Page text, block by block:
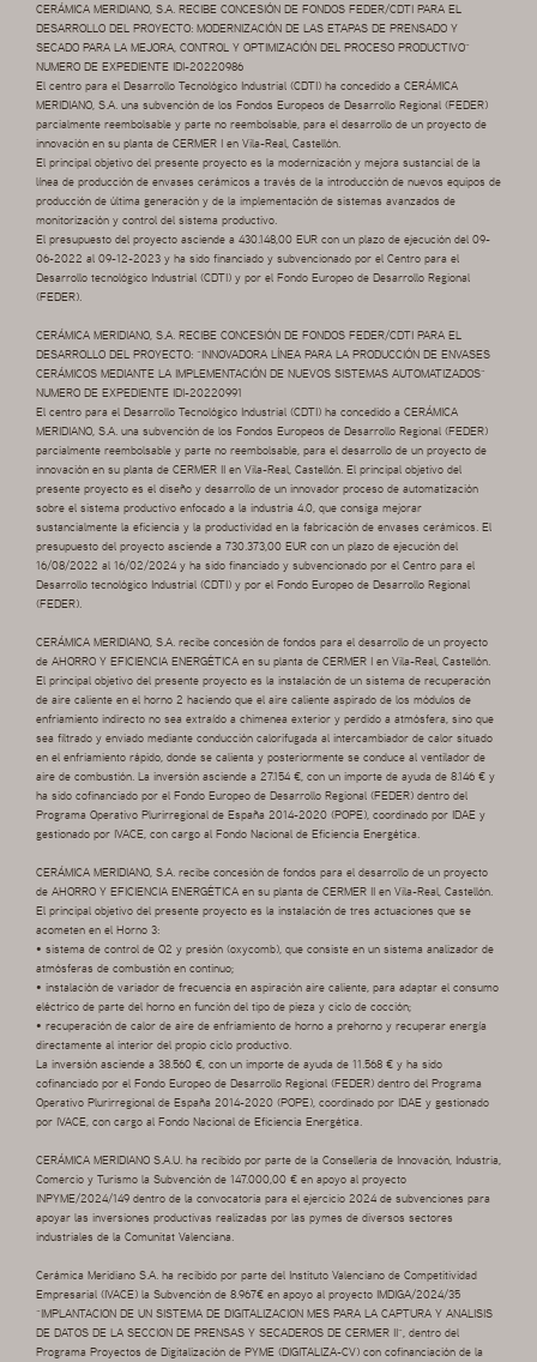
CERÁMICA MERIDIANO, S.A. RECIBE CONCESIÓN DE FONDOS FEDER/CDTI PARA EL
DESARROLLO DEL PROYECTO: MODERNIZACIÓN DE LAS ETAPAS DE PRENSADO Y
SECADO PARA LA MEJORA, CONTROL Y OPTIMIZACIÓN DEL PROCESO PRODUCTIVO”
NUMERO DE EXPEDIENTE IDI-20220986
El centro para el Desarrollo Tecnológico Industrial (CDTI) ha concedido a CERÁMICA
MERIDIANO, S.A. una subvención de los Fondos Europeos de Desarrollo Regional (FEDER)
parcialmente reembolsable y parte no reembolsable, para el desarrollo de un proyecto de
innovación en su planta de CERMER I en Vila-Real, Castellón.
El principal objetivo del presente proyecto es la modernización y mejora sustancial de la
línea de producción de envases cerámicos a través de la introducción de nuevos equipos de
producción de última generación y de la implementación de sistemas avanzados de
monitorización y control del sistema productivo.
El presupuesto del proyecto asciende a 430.148,00 EUR con un plazo de ejecución del 09-
06-2022 al 09-12-2023 y ha sido financiado y subvencionado por el Centro para el
Desarrollo tecnológico Industrial (CDTI) y por el Fondo Europeo de Desarrollo Regional
(FEDER).
CERÁMICA MERIDIANO, S.A. RECIBE CONCESIÓN DE FONDOS FEDER/CDTI PARA EL
DESARROLLO DEL PROYECTO: “INNOVADORA LÍNEA PARA LA PRODUCCIÓN DE ENVASES
CERÁMICOS MEDIANTE LA IMPLEMENTACIÓN DE NUEVOS SISTEMAS AUTOMATIZADOS”
NUMERO DE EXPEDIENTE IDI-20220991
El centro para el Desarrollo Tecnológico Industrial (CDTI) ha concedido a CERÁMICA
MERIDIANO, S.A. una subvención de los Fondos Europeos de Desarrollo Regional (FEDER)
parcialmente reembolsable y parte no reembolsable, para el desarrollo de un proyecto de
innovación en su planta de CERMER II en Vila-Real, Castellón. El principal objetivo del
presente proyecto es el diseño y desarrollo de un innovador proceso de automatización
sobre el sistema productivo enfocado a la industria 4.0, que consiga mejorar
sustancialmente la eficiencia y la productividad en la fabricación de envases cerámicos. El
presupuesto del proyecto asciende a 730.373,00 EUR con un plazo de ejecución del
16/08/2022 al 16/02/2024 y ha sido financiado y subvencionado por el Centro para el
Desarrollo tecnológico Industrial (CDTI) y por el Fondo Europeo de Desarrollo Regional
(FEDER).
CERÁMICA MERIDIANO, S.A. recibe concesión de fondos para el desarrollo de un proyecto
de AHORRO Y EFICIENCIA ENERGÉTICA en su planta de CERMER I en Vila-Real, Castellón.
El principal objetivo del presente proyecto es la instalación de un sistema de recuperación
de aire caliente en el horno 2 haciendo que el aire caliente aspirado de los módulos de
enfriamiento indirecto no sea extraído a chimenea exterior y perdido a atmósfera, sino que
sea filtrado y enviado mediante conducción calorifugada al intercambiador de calor situado
en el enfriamiento rápido, donde se calienta y posteriormente se conduce al ventilador de
aire de combustión. La inversión asciende a 27.154 €, con un importe de ayuda de 8.146 € y
ha sido cofinanciado por el Fondo Europeo de Desarrollo Regional (FEDER) dentro del
Programa Operativo Plurirregional de España 2014-2020 (POPE), coordinado por IDAE y
gestionado por IVACE, con cargo al Fondo Nacional de Eficiencia Energética.
CERÁMICA MERIDIANO, S.A. recibe concesión de fondos para el desarrollo de un proyecto
de AHORRO Y EFICIENCIA ENERGÉTICA en su planta de CERMER II en Vila-Real, Castellón.
El principal objetivo del presente proyecto es la instalación de tres actuaciones que se
acometen en el Horno 3:
• sistema de control de O2 y presión (oxycomb), que consiste en un sistema analizador de
atmósferas de combustión en continuo;
• instalación de variador de frecuencia en aspiración aire caliente, para adaptar el consumo
eléctrico de parte del horno en función del tipo de pieza y ciclo de cocción;
• recuperación de calor de aire de enfriamiento de horno a prehorno y recuperar energía
directamente al interior del propio ciclo productivo.
La inversión asciende a 38.560 €, con un importe de ayuda de 11.568 € y ha sido
cofinanciado por el Fondo Europeo de Desarrollo Regional (FEDER) dentro del Programa
Operativo Plurirregional de España 2014-2020 (POPE), coordinado por IDAE y gestionado
por IVACE, con cargo al Fondo Nacional de Eficiencia Energética.
CERÁMICA MERIDIANO S.A.U. ha recibido por parte de la Conselleria de Innovación, Industria,
Comercio y Turismo la Subvención de 147.000,00 € en apoyo al proyecto
INPYME/2024/149 dentro de la convocatoria para el ejercicio 2024 de subvenciones para
apoyar las inversiones productivas realizadas por las pymes de diversos sectores
industriales de la Comunitat Valenciana.
Cerámica Meridiano S.A. ha recibido por parte del Instituto Valenciano de Competitividad
Empresarial (IVACE) la Subvención de 8.967€ en apoyo al proyecto IMDIGA/2024/35
“IMPLANTACION DE UN SISTEMA DE DIGITALIZACION MES PARA LA CAPTURA Y ANALISIS
DE DATOS DE LA SECCION DE PRENSAS Y SECADEROS DE CERMER II”, dentro del
Programa Proyectos de Digitalización de PYME (DIGITALIZA-CV) con cofinanciación de la